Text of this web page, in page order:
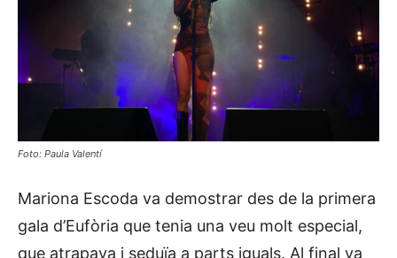
Foto: Paula Valentí
Mariona Escoda va demostrar des de la primera
gala d’Eufòria que tenia una veu molt especial,
que atrapava i seduïa a parts iguals. Al final va